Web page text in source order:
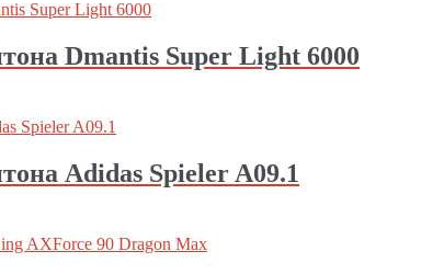
Dmantis Super Light 6000
Adidas Spieler A09.1